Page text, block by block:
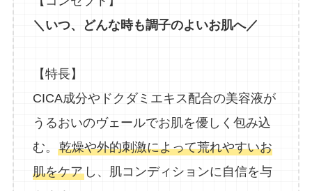
＼いつ、どんな時も調子のよいお肌へ／
【特長】
CICA成分やドクダミエキス配合の美容液が
うるおいのヴェールでお肌を優しく包み込
む。 乾燥や外的刺激によって荒れやすいお
肌をケアし、肌コンディションに自信を与